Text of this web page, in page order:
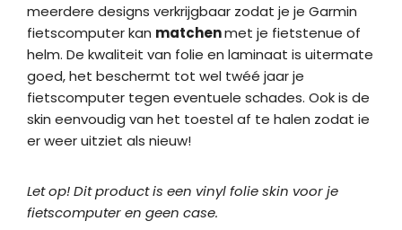
meerdere designs verkrijgbaar zodat je je Garmin
fietscomputer kan matchenmet je fietstenue of
helm. De kwaliteit van folie en laminaat is uitermate
goed, het beschermt tot wel twéé jaar je
fietscomputer tegen eventuele schades. Ook is de
skin eenvoudig van het toestel af te halen zodat ie
er weer uitziet als nieuw!
Let op! Dit product is een vinyl folie skin voor je
fietscomputer en geen case.